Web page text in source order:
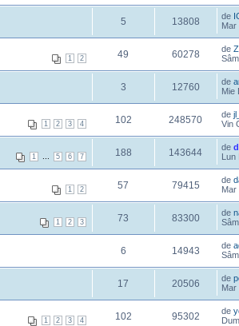
5 13808 de
Mar
1 2 49 60278 de
3 12760 de
Mie
1 2 3 4 102 248570 de
Vin
1 5 6 7 188 143644 de
Lun
1 2 57 79415 de
Mar
1 2 3 73 83300 de
6 14943 de
17 20506 de
Mar
1 2 3 4 102 95302 de